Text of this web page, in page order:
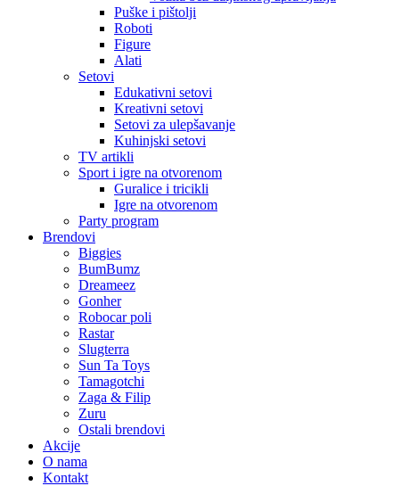
Puške i pištolji
Roboti
Figure
Alati
Setovi
Edukativni setovi
Kreativni setovi
Setovi za ulepšavanje
Kuhinjski setovi
TV artikli
Sport i igre na otvorenom
Guralice i tricikli
Igre na otvorenom
Party program
Brendovi
Biggies
BumBumz
Dreameez
Gonher
Robocar poli
Rastar
Slugterra
Sun Ta Toys
Tamagotchi
Zaga & Filip
Zuru
Ostali brendovi
Akcije
O nama
Kontakt